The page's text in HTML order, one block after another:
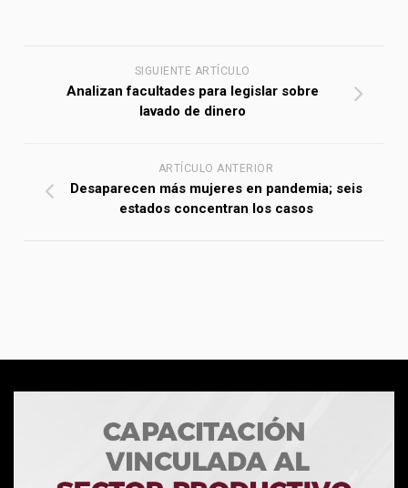
SIGUIENTE ARTÍCULO
Analizan facultades para legislar sobre
lavado de dinero
ARTÍCULO ANTERIOR
Desaparecen más mujeres en pandemia; seis
estados concentran los casos